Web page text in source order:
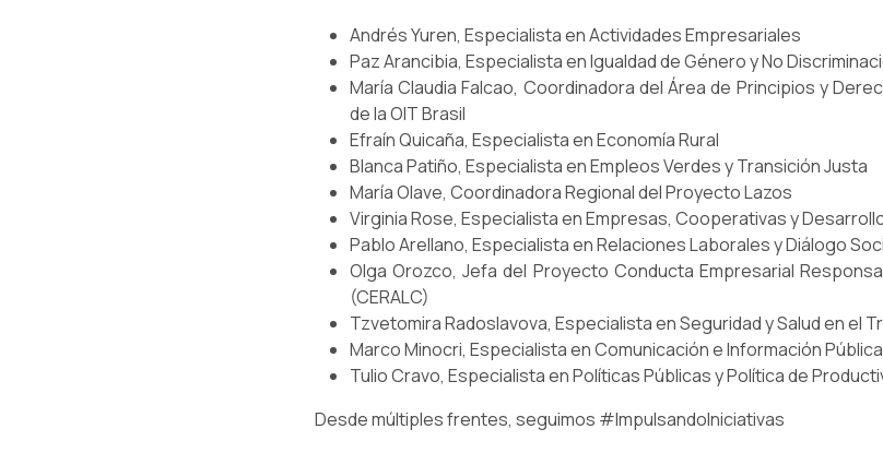
Andrés Yuren, Especialista en Actividades Empresariales
Paz Arancibia, Especialista en Igualdad de Género y No
María Claudia Falcao, Coordinadora del Área de Principios y
de la OIT Brasil
Efraín Quicaña, Especialista en Economía Rural
Blanca Patiño, Especialista en Empleos Verdes y Transición Justa
María Olave, Coordinadora Regional del Proyecto Lazos
Virginia Rose, Especialista en Empresas, Cooperativas y
Pablo Arellano, Especialista en Relaciones Laborales y Diálogo
Olga Orozco, Jefa del Proyecto Conducta Empresarial
(CERALC)
Tzvetomira Radoslavova, Especialista en Seguridad y Salud en el
Marco Minocri, Especialista en Comunicación e Información Pública
Tulio Cravo, Especialista en Políticas Públicas y Política de
Desde múltiples frentes, seguimos #ImpulsandoIniciativas